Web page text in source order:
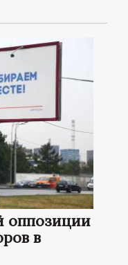
оппозиции
в